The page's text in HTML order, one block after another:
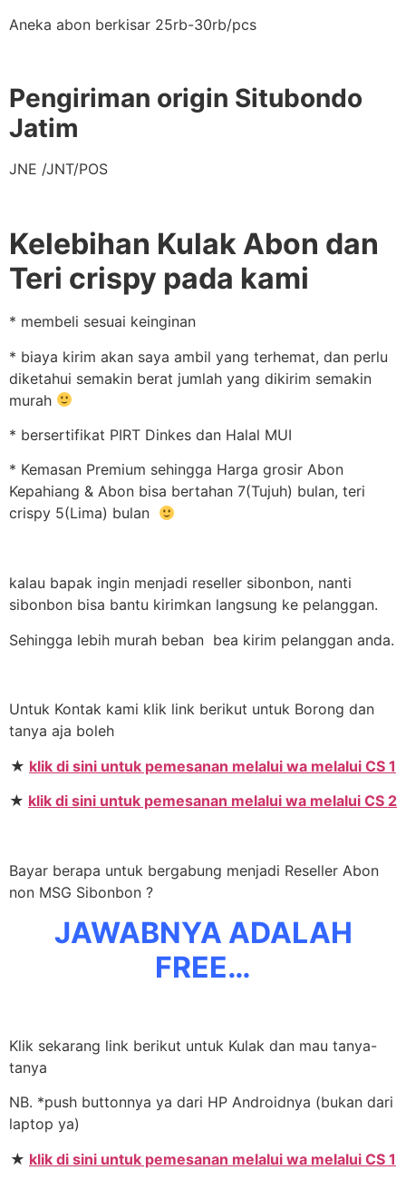
Aneka abon berkisar 25rb-30rb/pcs
Pengiriman origin Situbondo
Jatim
JNE /JNT/POS
Kelebihan Kulak Abon dan
Teri crispy pada kami
* membeli sesuai keinginan
* biaya kirim akan saya ambil yang terhemat, dan perlu
diketahui semakin berat jumlah yang dikirim semakin
murah
* bersertifikat PIRT Dinkes dan Halal MUI
* Kemasan Premium sehingga Harga grosir Abon
Kepahiang & Abon bisa bertahan 7(Tujuh) bulan, teri
crispy 5(Lima) bulan
kalau bapak ingin menjadi reseller sibonbon, nanti
sibonbon bisa bantu kirimkan langsung ke pelanggan.
Sehingga lebih murah beban bea kirim pelanggan anda.
Untuk Kontak kami klik link berikut untuk Borong dan
tanya aja boleh
★ klik di sini untuk pemesanan melalui wa melalui CS 1
★ klik di sini untuk pemesanan melalui wa melalui CS 2
Bayar berapa untuk bergabung menjadi Reseller Abon
non MSG Sibonbon ?
JAWABNYA ADALAH
FREE…
Klik sekarang link berikut untuk Kulak dan mau tanya-
tanya
NB. *push buttonnya ya dari HP Androidnya (bukan dari
laptop ya)
★ klik di sini untuk pemesanan melalui wa melalui CS 1